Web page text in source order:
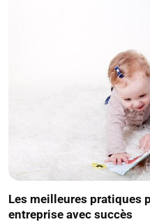
Les meilleures pratiques
entreprise avec succès